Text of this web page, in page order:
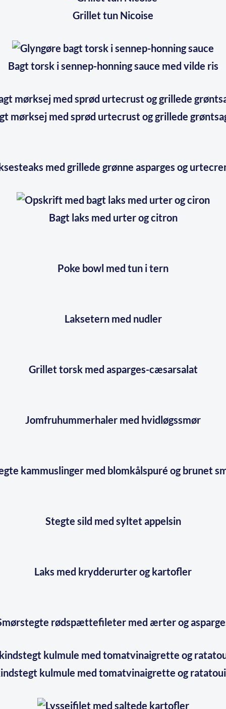
Grillet tun Nicoise
Bagt torsk i sennep-honning sauce med vilde ris
mørksej med sprød urtecrust og grillede
med grillede grønne asparges og
Bagt laks med urter og citron
Poke bowl med tun i tern
Laksetern med nudler
Grillet torsk med asparges-cæsarsalat
Jomfruhummerhaler med hvidløgssmør
kammuslinger med blomkålspuré og brunet
Stegte sild med syltet appelsin
Laks med krydderurter og kartofler
rødspættefileter med ærter og
kulmule med tomatvinaigrette og